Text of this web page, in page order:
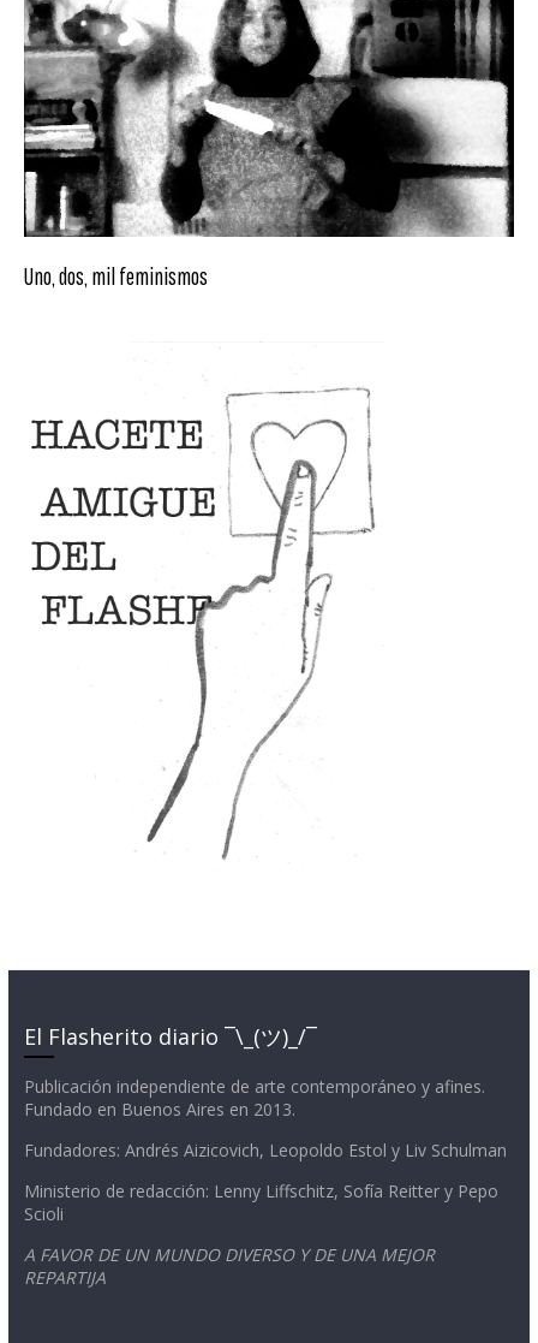
Uno, dos, mil feminismos
El Flasherito diario ¯\_(ツ)_/¯
Publicación independiente de arte contemporáneo y afines.
Fundado en Buenos Aires en 2013.
Fundadores: Andrés Aizicovich, Leopoldo Estol y Liv Schulman
Ministerio de redacción: Lenny Liffschitz, Sofía Reitter y Pepo
Scioli
A FAVOR DE UN MUNDO DIVERSO Y DE UNA MEJOR
REPARTIJA